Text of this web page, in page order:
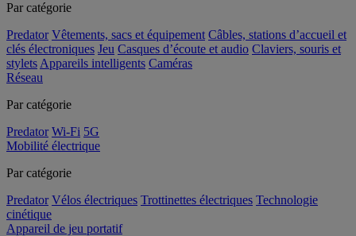
Par catégorie
Predator Vêtements, sacs et équipement Câbles, stations d’accueil et
clés électroniques Jeu Casques d’écoute et audio Claviers, souris et
stylets Appareils intelligents Caméras
Réseau
Par catégorie
Predator Wi-Fi 5G
Mobilité électrique
Par catégorie
Predator Vélos électriques Trottinettes électriques Technologie
cinétique
Appareil de jeu portatif